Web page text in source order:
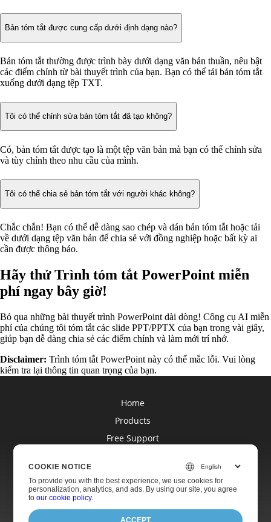
Bản tóm tắt được cung cấp dưới định dạng nào?
Bản tóm tắt thường được trình bày dưới dạng văn bản thuần, nêu bật
các điểm chính từ bài thuyết trình của bạn. Bạn có thể tải bản tóm tắt
xuống dưới dạng tệp TXT.
Tôi có thể chỉnh sửa bản tóm tắt đã tạo không?
Có, bản tóm tắt được tạo là một tệp văn bản mà bạn có thể chỉnh sửa
và tùy chỉnh theo nhu cầu của mình.
Tôi có thể chia sẻ bản tóm tắt với người khác không?
Chắc chắn! Bạn có thể dễ dàng sao chép và dán bản tóm tắt hoặc tải
về dưới dạng tệp văn bản để chia sẻ với đồng nghiệp hoặc bất kỳ ai
cần được thông báo.
Hãy thử Trình tóm tắt PowerPoint miễn
phí ngay bây giờ!
Bỏ qua những bài thuyết trình PowerPoint dài dòng! Công cụ AI miễn
phí của chúng tôi tóm tắt các slide PPT/PPTX của bạn trong vài giây,
giúp bạn dễ dàng chia sẻ các điểm chính và làm mới trí nhớ.
Disclaimer: Trình tóm tắt PowerPoint này có thể mắc lỗi. Vui lòng
kiểm tra lại thông tin quan trọng của bạn.
Home
Products
Free Support
About
COOKIE NOTICE
To provide you with the best experience, we use cookies for
personalization, analytics, and ads. By using our site, you agree
toour cookie policy.
ACCEPT